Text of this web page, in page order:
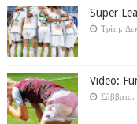
Super
Τρίτη,
Video:
Σάββατο,